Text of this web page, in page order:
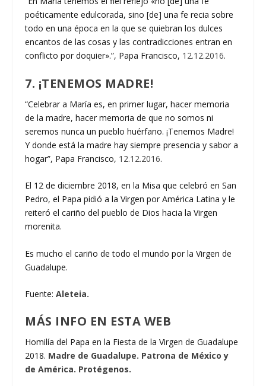
poéticamente edulcorada, sino [de] una fe recia sobre
todo en una época en la que se quiebran los dulces
encantos de las cosas y las contradicciones entran en
conflicto por doquier».”, Papa Francisco, 12.12.2016.
7. ¡TENEMOS MADRE!
“Celebrar a María es, en primer lugar, hacer memoria
de la madre, hacer memoria de que no somos ni
seremos nunca un pueblo huérfano. ¡Tenemos Madre!
Y donde está la madre hay siempre presencia y sabor a
hogar”, Papa Francisco, 12.12.2016.
El 12 de diciembre 2018, en la Misa que celebró en San
Pedro, el Papa pidió a la Virgen por América Latina y le
reiteró el cariño del pueblo de Dios hacia la Virgen
morenita.
Es mucho el cariño de todo el mundo por la Virgen de
Guadalupe.
Fuente:Aleteia.
MÁS INFO EN ESTA WEB
Homilía del Papa en la Fiesta de la Virgen de Guadalupe
2018. Madre de Guadalupe. Patrona de México y
de América. Protégenos.